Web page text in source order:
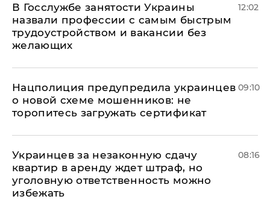
В Госслужбе занятости Украины
назвали профессии с самым быстрым
трудоустройством и вакансии без
желающих
12:02
Нацполиция предупредила украинцев
о новой схеме мошенников: не
торопитесь загружать сертификат
09:10
Украинцев за незаконную сдачу
квартир в аренду ждет штраф, но
уголовную ответственность можно
избежать
08:16